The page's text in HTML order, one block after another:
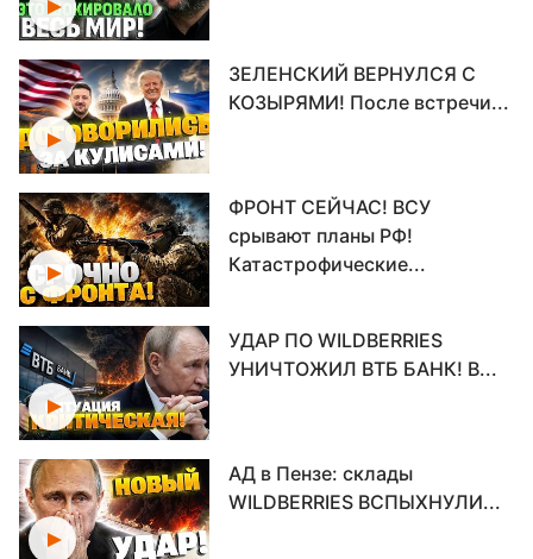
ЗЕЛЕНСКИЙ ВЕРНУЛСЯ С
КОЗЫРЯМИ! После встречи...
ФРОНТ СЕЙЧАС! ВСУ
срывают планы РФ!
Катастрофические...
УДАР ПО WILDBERRIES
УНИЧТОЖИЛ ВТБ БАНК! В...
АД в Пензе: склады
WILDBERRIES ВСПЫХНУЛИ...